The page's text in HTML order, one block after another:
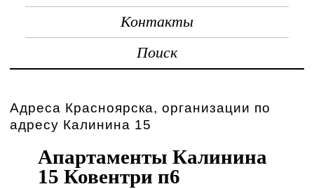
Контакты
Поиск
Адреса Красноярска, организации по
адресу Калинина 15
Апартаменты Калинина
15 Ковентри п6